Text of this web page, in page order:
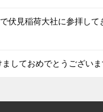
伏見稲荷大社に参拝して
しておめでとうございま